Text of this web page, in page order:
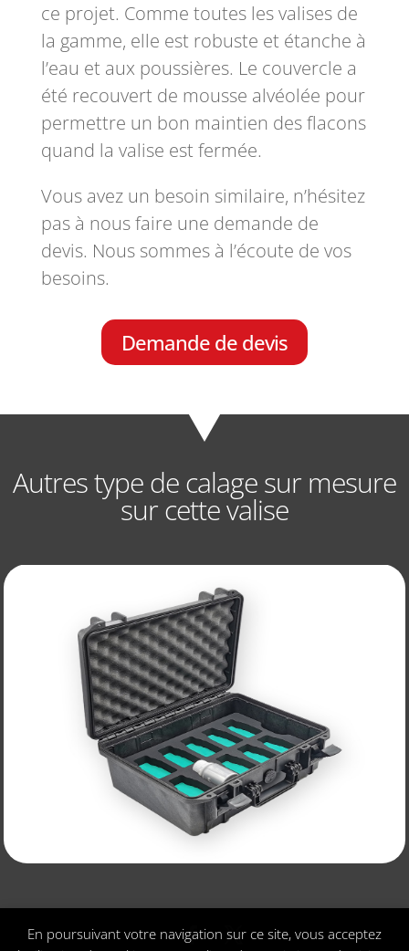
En poursuivant votre navigation sur ce site, vous acceptez
ce projet. Comme toutes les valises de
la gamme, elle est robuste et étanche à
l’eau et aux poussières. Le couvercle a
été recouvert de mousse alvéolée pour
permettre un bon maintien des flacons
quand la valise est fermée.
Vous avez un besoin similaire, n’hésitez
pas à nous faire une demande de
devis. Nous sommes à l’écoute de vos
besoins.
Demande de devis
Autres type de calage sur mesure
sur cette valise